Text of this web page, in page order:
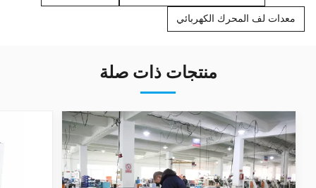
معدات لف المحرك الكهربائي
منتجات ذات صلة